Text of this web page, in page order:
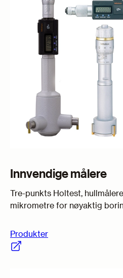
Innvendige målere
Tre-punkts Holtest,
mikrometre for nøyaktig
Produkter